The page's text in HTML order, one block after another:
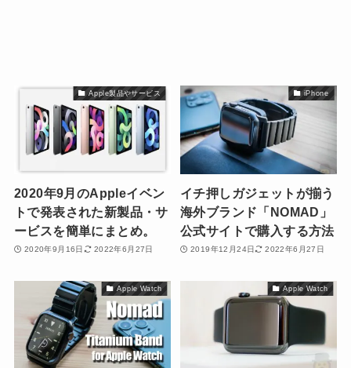
Apple製品やサービス
2020年9月のAppleイベン
トで発表された新製品・サ
ービスを簡単にまとめ。
2020年9月16日 2022年6月27日
iPhone
イチ押しガジェットが揃う
海外ブランド「NOMAD」
公式サイトで購入する方法
2019年12月24日 2022年6月27日
Apple Watch Apple Watch